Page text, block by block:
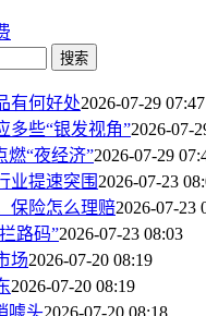
搜索
有何好处2026-07-29 07:47
多些“银发视角”2026-07-
燃“夜经济”2026-07-29
业提速突围 2026-07-23
保险怎么理赔2026-07-23
路码”2026-07-23 08:03
场2026-07-20 08:19
2026-07-20 08:19
噱头2026-07-20 08:18